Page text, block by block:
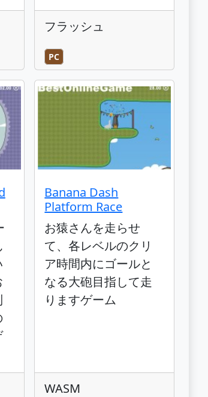
フラッシュ
PC
Banana Dash
Platform Race
お猿さんを走らせ
て、各レベルのクリ
ア時間内にゴールと
なる大砲目指して走
りますゲーム
WASM